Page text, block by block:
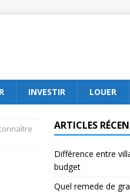
INVESTIR LOUER
ARTICLES
Différence entre
budget
Quel remede de